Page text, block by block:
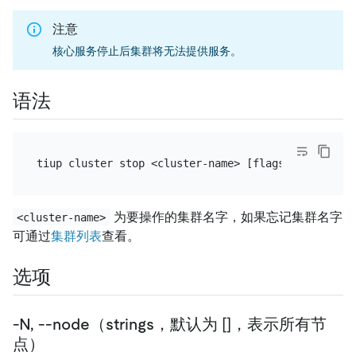
注意
核心服务停止后集群将无法提供服务。
语法
<cluster-name>
为要操作的集群名字，如果忘记集群名字
可通过集群列表查看。
选项
-N, --node（strings，默认为 []，表示所有节
点）